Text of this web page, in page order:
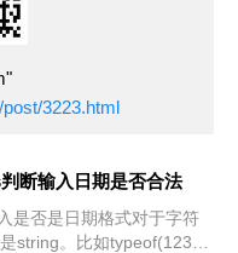
3223.html
断输入日期是否合法
是否是日期格式对于字符
string。比如typeof(123)